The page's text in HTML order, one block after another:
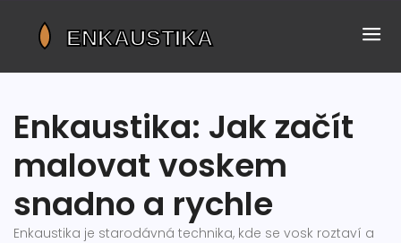
Enkaustika: Jak začít
malovat voskem
snadno a rychle
Enkaustika je starodávná technika, kde se vosk roztaví a